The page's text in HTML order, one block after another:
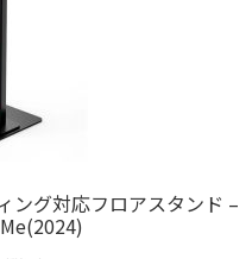
ング対応フロアスタンド –